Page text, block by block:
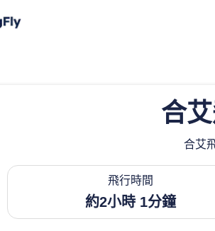
合
合艾
飛行時間
約2小時 1分鐘